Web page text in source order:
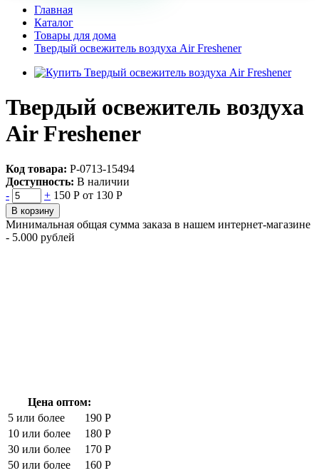
Главная
Каталог
Товары для дома
Твердый освежитель воздуха Air Freshener
Твердый освежитель воздуха
Air Freshener
Код товара: Р-0713-15494
Доступность: В наличии
-
+ 150 Р от 130 Р
В корзину
Минимальная общая сумма заказа в нашем интернет-магазине
- 5.000 рублей
Цена оптом:
5 или более
190 Р
10 или более
180 Р
30 или более
170 Р
50 или более
160 Р